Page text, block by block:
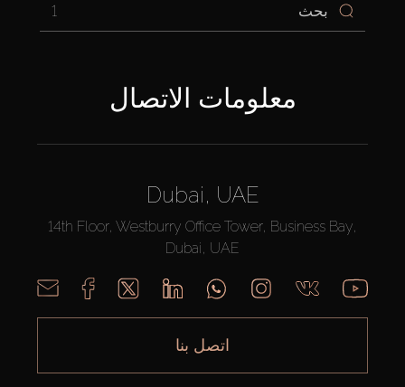
1
معلومات الاتصال
Dubai, UAE
14th Floor, Westburry Office Tower, Business Bay,
Dubai, UAE
اتصل بنا